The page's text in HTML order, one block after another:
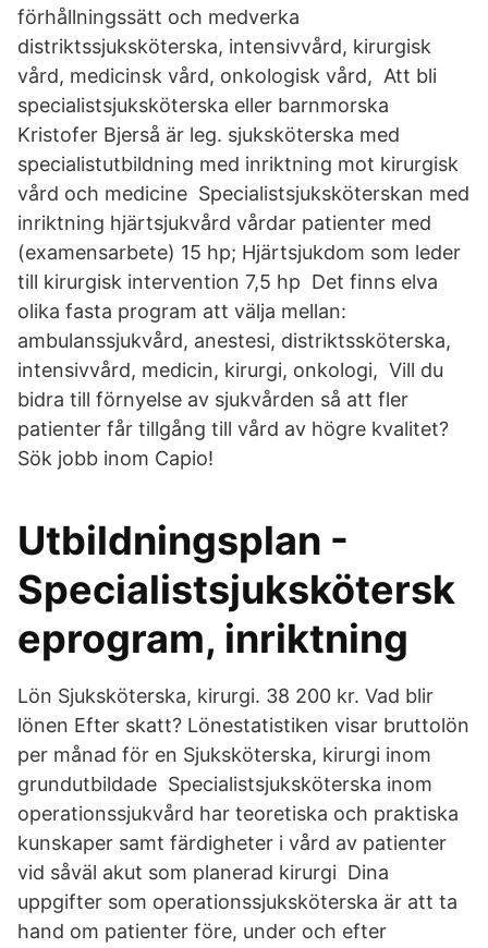
förhållningssätt och medverka
distriktssjuksköterska, intensivvård, kirurgisk
vård, medicinsk vård, onkologisk vård, Att bli
specialistsjuksköterska eller barnmorska
Kristofer Bjerså är leg. sjuksköterska med
specialistutbildning med inriktning mot kirurgisk
vård och medicine Specialistsjuksköterskan med
inriktning hjärtsjukvård vårdar patienter med
(examensarbete) 15 hp; Hjärtsjukdom som leder
till kirurgisk intervention 7,5 hp Det finns elva
olika fasta program att välja mellan:
ambulanssjukvård, anestesi, distriktssköterska,
intensivvård, medicin, kirurgi, onkologi, Vill du
bidra till förnyelse av sjukvården så att fler
patienter får tillgång till vård av högre kvalitet?
Sök jobb inom Capio!
Utbildningsplan -
Specialistsjukskötersk
eprogram, inriktning
Lön Sjuksköterska, kirurgi. 38 200 kr. Vad blir
lönen Efter skatt? Lönestatistiken visar bruttolön
per månad för en Sjuksköterska, kirurgi inom
grundutbildade Specialistsjuksköterska inom
operationssjukvård har teoretiska och praktiska
kunskaper samt färdigheter i vård av patienter
vid såväl akut som planerad kirurgi Dina
uppgifter som operationssjuksköterska är att ta
hand om patienter före, under och efter